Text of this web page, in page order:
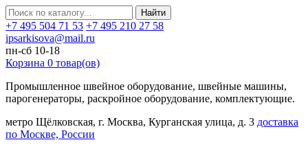
Найти
+7 495 504 71 53 +7 495 210 27 58
ipsarkisova@mail.ru
пн-сб 10-18
Корзина 0 товар(ов)
Промышленное швейное оборудование, швейные машины,
парогенераторы, раскройное оборудование, комплектующие.
метро Щёлковская, г. Москва, Курганская улица, д. 3 доставка
по Москве, России